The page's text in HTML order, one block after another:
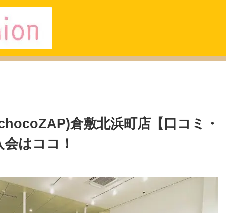
倉敷北浜町店【口コミ・
はココ！